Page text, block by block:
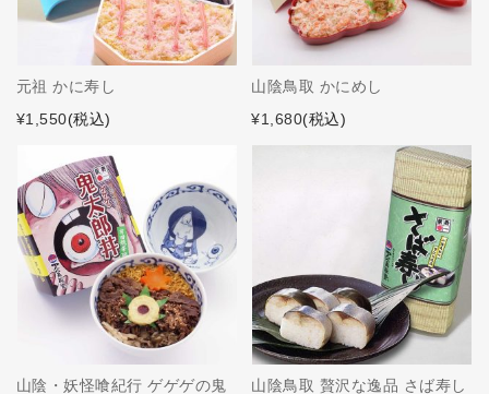
元祖 かに寿し
¥1,550(税込)
山陰鳥取 かにめし
¥1,680(税込)
山陰・妖怪喰紀行 ゲゲゲの鬼
山陰鳥取 贅沢な逸品 さば寿し